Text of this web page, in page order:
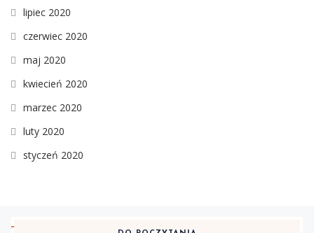
lipiec 2020
czerwiec 2020
maj 2020
kwiecień 2020
marzec 2020
luty 2020
styczeń 2020